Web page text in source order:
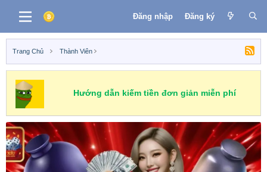
Đăng nhập Đăng ký
Trang Chủ Thành Viên
Hướng dẫn kiếm tiền đơn giản miễn phí